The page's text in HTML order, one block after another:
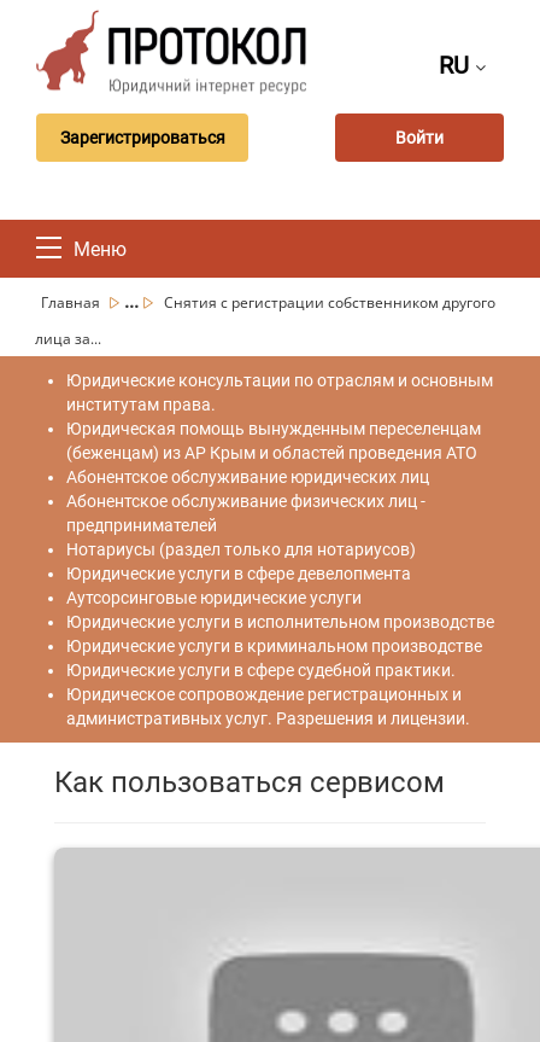
RU
Зарегистрироваться Войти
Меню
Главная ...
Снятия с регистрации собственником другого
лица за...
Юридические консультации по отраслям и основным
институтам права.
Юридическая помощь вынужденным переселенцам
(беженцам) из АР Крым и областей проведения АТО
Абонентское обслуживание юридических лиц
Абонентское обслуживание физических лиц -
предпринимателей
Нотариусы (раздел только для нотариусов)
Юридические услуги в сфере девелопмента
Аутсорсинговые юридические услуги
Юридические услуги в исполнительном производстве
Юридические услуги в криминальном производстве
Юридические услуги в сфере судебной практики.
Юридическое сопровождение регистрационных и
административных услуг. Разрешения и лицензии.
Как пользоваться сервисом